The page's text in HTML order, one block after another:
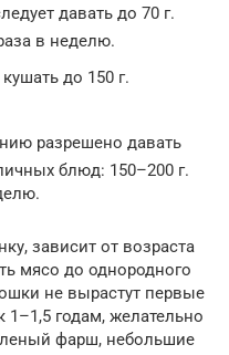
давать до 70 г.
в неделю.
до 150 г.
разрешено давать
блюд: 150–200 г.
зависит от возраста
мясо до однородного
не вырастут первые
годам, желательно
фарш, небольшие